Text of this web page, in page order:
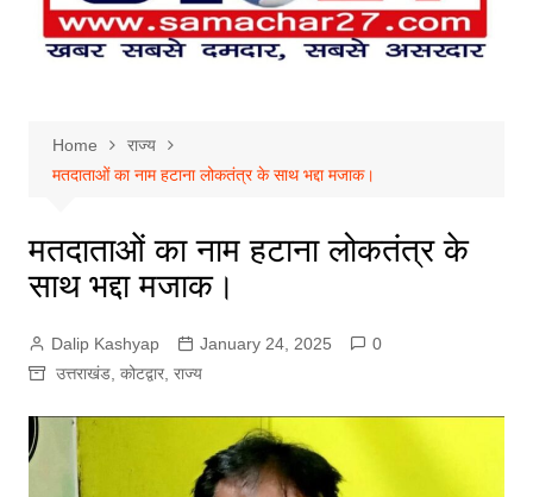
Home
राज्य
मतदाताओं का नाम हटाना लोकतंत्र के साथ भद्दा मजाक।
मतदाताओं का नाम हटाना लोकतंत्र के
साथ भद्दा मजाक।
Dalip Kashyap January 24, 2025
0
उत्तराखंड, कोटद्वार, राज्य